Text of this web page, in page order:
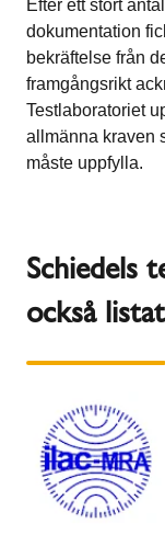
Efter ett stort
dokumentation
bekräftelse från
framgångsrikt
Testlaboratoriet
allmänna kraven
måste uppfylla.
Schiedels
också